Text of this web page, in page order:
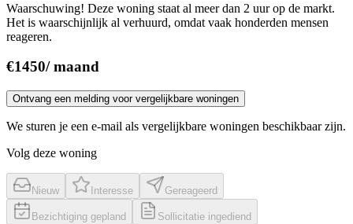
Waarschuwing! Deze woning staat al meer dan 2 uur op de markt.
Het is waarschijnlijk al verhuurd, omdat vaak honderden mensen
reageren.
€1450/maand
Ontvang een melding voor vergelijkbare woningen
We sturen je een e-mail als vergelijkbare woningen beschikbaar zijn.
Volg deze woning
Nieuw Interesse Gereageerd
Bezichtiging gepland Sollicitatie ingediend